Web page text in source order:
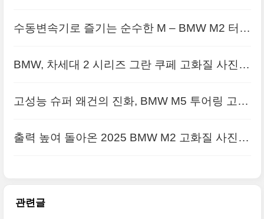
수동변속기로 즐기는 순수한 M – BMW M2 터보
BMW, 차세대 2 시리즈 그란 쿠페 고화질 사진으
고성능 슈퍼 왜건의 진화, BMW M5 투어링 고화
출력 높여 돌아온 2025 BMW M2 고화질 사진으
관련글